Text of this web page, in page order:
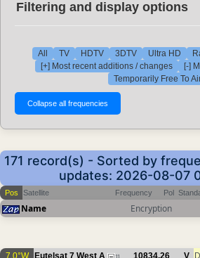
Filtering and display options
All TV HDTV 3DTV Ultra HD
[+] Most recent additions / changes
[-]
Temporarily Free To
171 record(s) - Sorted by
updates: 2026-08-07
Pos Satellite Frequency Pol
Name Encryption